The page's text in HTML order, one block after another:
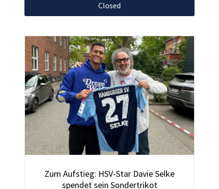
Closed
Zum Aufstieg: HSV-Star Davie Selke
spendet sein Sondertrikot